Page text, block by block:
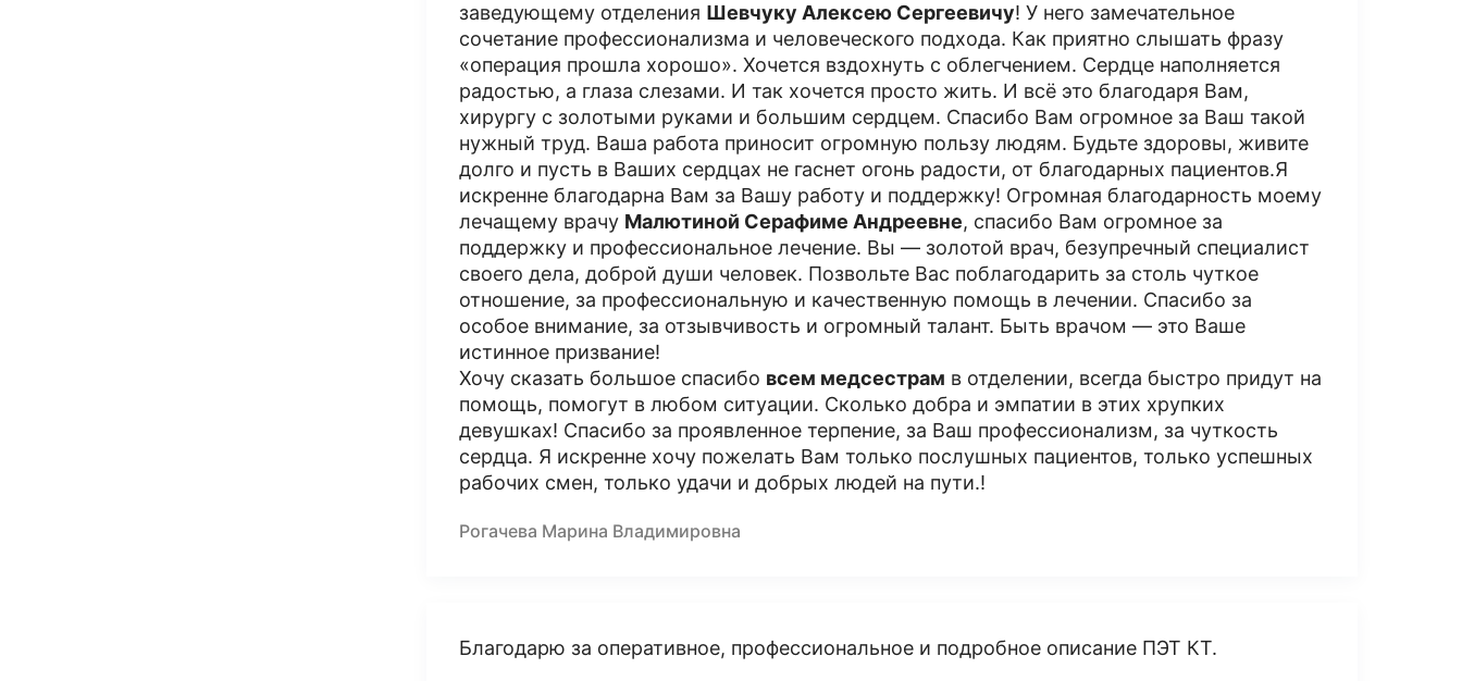
заведующему отделения Шевчуку Алексею Сергеевичу! У него замечательное
сочетание профессионализма и человеческого подхода. Как приятно слышать фразу
«операция прошла хорошо». Хочется вздохнуть с облегчением. Сердце наполняется
радостью, а глаза слезами. И так хочется просто жить. И всё это благодаря Вам,
хирургу с золотыми руками и большим сердцем. Спасибо Вам огромное за Ваш такой
нужный труд. Ваша работа приносит огромную пользу людям. Будьте здоровы, живите
долго и пусть в Ваших сердцах не гаснет огонь радости, от благодарных пациентов.Я
искренне благодарна Вам за Вашу работу и поддержку! Огромная благодарность моему
лечащему врачу Малютиной Серафиме Андреевне, спасибо Вам огромное за
поддержку и профессиональное лечение. Вы — золотой врач, безупречный специалист
своего дела, доброй души человек. Позвольте Вас поблагодарить за столь чуткое
отношение, за профессиональную и качественную помощь в лечении. Спасибо за
особое внимание, за отзывчивость и огромный талант. Быть врачом — это Ваше
истинное призвание!
Хочу сказать большое спасибо всем медсестрам в отделении, всегда быстро придут на
помощь, помогут в любом ситуации. Сколько добра и эмпатии в этих хрупких
девушках! Спасибо за проявленное терпение, за Ваш профессионализм, за чуткость
сердца. Я искренне хочу пожелать Вам только послушных пациентов, только успешных
рабочих смен, только удачи и добрых людей на пути.!
Рогачева Марина Владимировна
Благодарю за оперативное, профессиональное и подробное описание ПЭТ КТ.